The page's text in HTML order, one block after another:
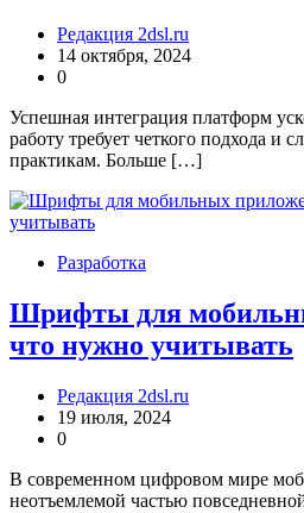
Редакция 2dsl.ru
14 октября, 2024
0
Успешная интеграция платформ
работу требует четкого подхода и
практикам. Больше […]
Разработка
Шрифты для
что нужно учитывать
Редакция 2dsl.ru
19 июля, 2024
0
В современном цифровом мире
неотъемлемой частью